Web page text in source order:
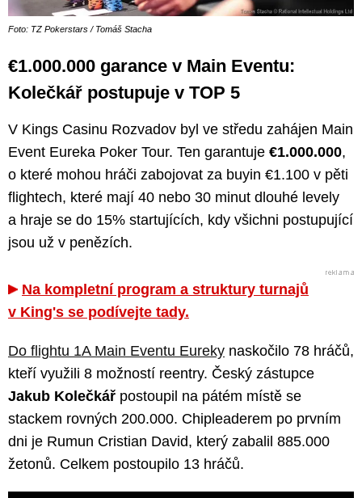
Foto: TZ Pokerstars / Tomáš Stacha
€1.000.000 garance v Main Eventu:
Kolečkář postupuje v TOP 5
V Kings Casinu Rozvadov byl ve středu zahájen Main
Event Eureka Poker Tour. Ten garantuje €1.000.000,
o které mohou hráči zabojovat za buyin €1.100 v pěti
flightech, které mají 40 nebo 30 minut dlouhé levely
a hraje se do 15% startujících, kdy všichni postupující
jsou už v penězích.
Na kompletní program a struktury turnajů
v King's se podívejte tady.
Do flightu 1A Main Eventu Eureky naskočilo 78 hráčů,
kteří využili 8 možností reentry. Český zástupce
Jakub Kolečkář postoupil na pátém místě se
stackem rovných 200.000. Chipleaderem po prvním
dni je Rumun Cristian David, který zabalil 885.000
žetonů. Celkem postoupilo 13 hráčů.